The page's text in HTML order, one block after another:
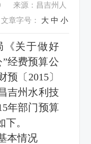
来源：昌吉州人
文章字号： 大 中 小
《关于做好
”经费预算公
〔2015〕
吉州水利技
年部门预算
。
本情况